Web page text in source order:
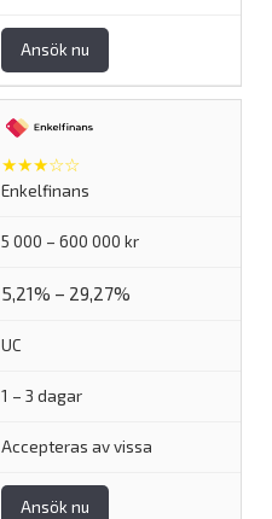
Ansök nu
★★★☆☆
Enkelfinans
5 000 – 600 000 kr
5,21% – 29,27%
UC
1 – 3 dagar
Accepteras av vissa
Ansök nu